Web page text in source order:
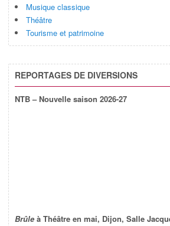
Musique classique
Théâtre
Tourisme et patrimoine
REPORTAGES DE DIVERSIONS
NTB – Nouvelle saison 2026-27
Brûle à Théâtre en mai, Dijon, Salle